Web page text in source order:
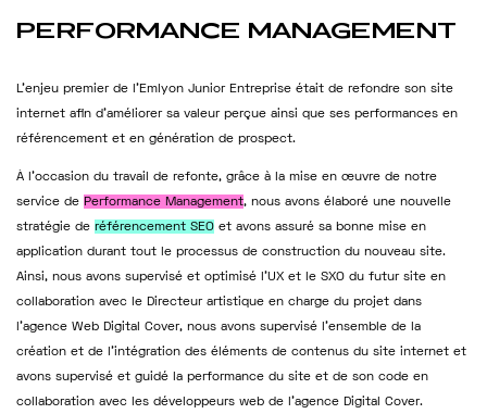
PERFORMANCE MANAGEMENT
L’enjeu premier de l’Emlyon Junior Entreprise était de refondre son site
internet afin d’améliorer sa valeur perçue ainsi que ses performances en
référencement et en génération de prospect.
À l’occasion du travail de refonte, grâce à la mise en œuvre de notre
service de Performance Management, nous avons élaboré une nouvelle
stratégie de référencement SEO et avons assuré sa bonne mise en
application durant tout le processus de construction du nouveau site.
Ainsi, nous avons supervisé et optimisé l’UX et le SXO du futur site en
collaboration avec le Directeur artistique en charge du projet dans
l’agence Web Digital Cover, nous avons supervisé l’ensemble de la
création et de l’intégration des éléments de contenus du site internet et
avons supervisé et guidé la performance du site et de son code en
collaboration avec les développeurs web de l’agence Digital Cover.